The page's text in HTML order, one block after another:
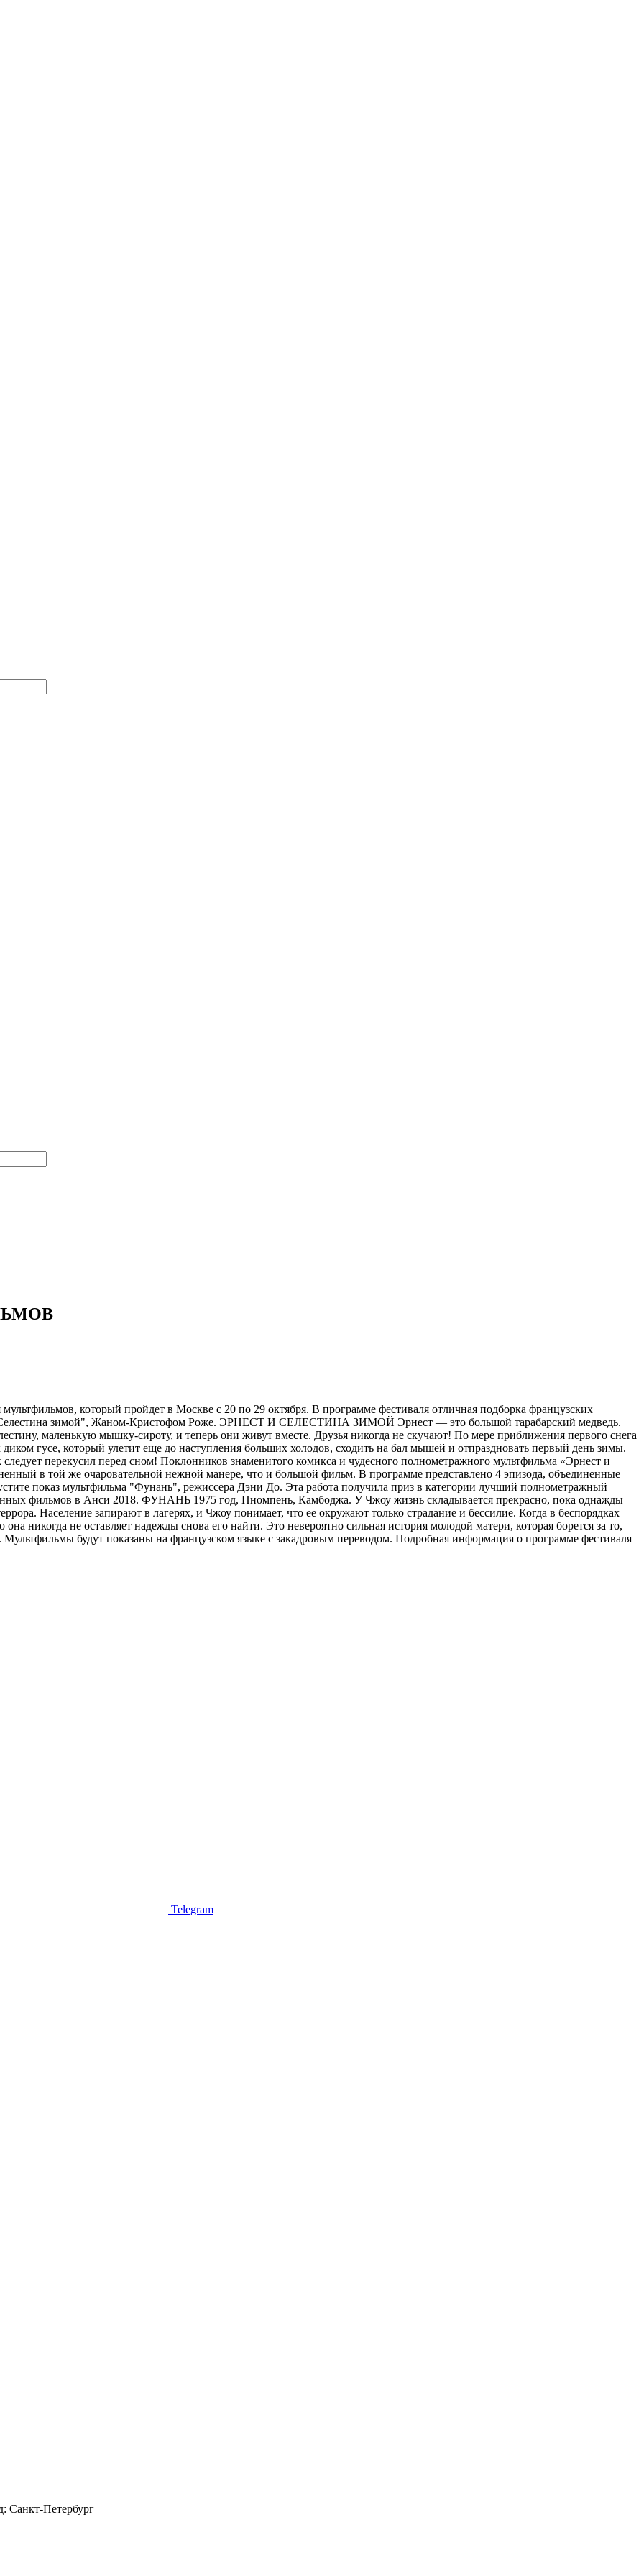
который пройдет в Москве с 20 по 29 октября. В программе фестиваля отличная подборка французских
Селестина зимой", Жаном-Кристофом Роже. ЭРНЕСТ И СЕЛЕСТИНА ЗИМОЙ Эрнест — это большой тарабарский медведь.
маленькую мышку-сироту, и теперь они живут вместе. Друзья никогда не скучают! По мере приближения первого снега
гусе, который улетит еще до наступления больших холодов, сходить на бал мышей и отпраздновать первый день зимы.
перекусил перед сном! Поклонников знаменитого комикса и чудесного полнометражного мультфильма «Эрнест и
в той же очаровательной нежной манере, что и большой фильм. В программе представлено 4 эпизода, объединенные
показ мультфильма "Фунань", режиссера Дэни До. Эта работа получила приз в категории лучший полнометражный
фильмов в Анси 2018. ФУНАНЬ 1975 год, Пномпень, Камбоджа. У Чжоу жизнь складывается прекрасно, пока однажды
Население запирают в лагерях, и Чжоу понимает, что ее окружают только страдание и бессилие. Когда в беспорядках
никогда не оставляет надежды снова его найти. Это невероятно сильная история молодой матери, которая борется за то,
будут показаны на французском языке с закадровым переводом. Подробная информация о программе фестиваля
Telegram
Санкт-Петербург